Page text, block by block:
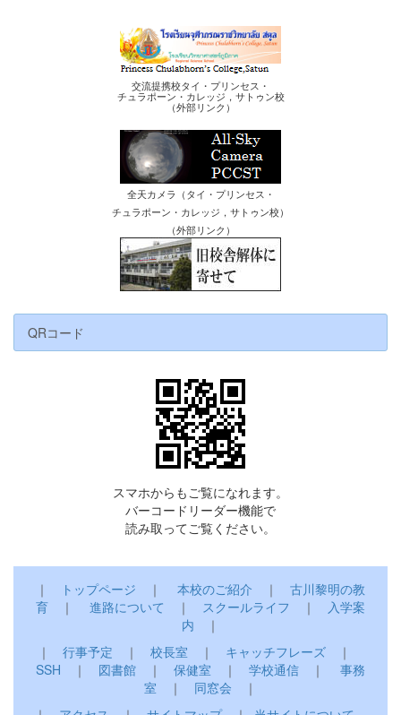
交流提携校タイ・プリンセス・
チュラポーン・カレッジ，サトゥン校
（外部リンク）
全天カメラ（タイ・プリンセス・
チュラポーン・カレッジ，サトゥン校）
（外部リンク）
QRコード
スマホからもご覧になれます。
バーコードリーダー機能で
読み取ってご覧ください。
｜ トップページ ｜ 本校のご紹介 ｜ 古川黎明の教
育 ｜ 進路について ｜ スクールライフ ｜
入学案
内 ｜
｜ 行事予定 ｜ 校長室 ｜ キャッチフレーズ ｜
SSH ｜ 図書館 ｜ 保健室 ｜ 学校通信 ｜ 事務
室 ｜ 同窓会 ｜